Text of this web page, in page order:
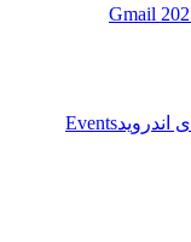
Events